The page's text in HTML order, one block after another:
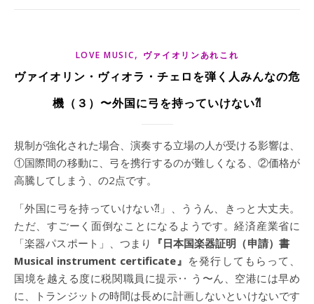
LOVE MUSIC, ヴァイオリンあれこれ
ヴァイオリン・ヴィオラ・チェロを弾く人みんなの危
機（３）〜外国に弓を持っていけない⁈
規制が強化された場合、演奏する立場の人が受ける影響は、
①国際間の移動に、弓を携行するのが難しくなる、②価格が
高騰してしまう、の2点です。
「外国に弓を持っていけない⁈」、ううん、きっと大丈夫。
ただ、すごーく面倒なことになるようです。経済産業省に
「楽器パスポート」、つまり
『日本国楽器証明（申請）書
Musical instrument certificate』 を発行してもらって、
国境を越える度に税関職員に提示‥ う〜ん、空港には早め
に、トランジットの時間は長めに計画しないといけないです